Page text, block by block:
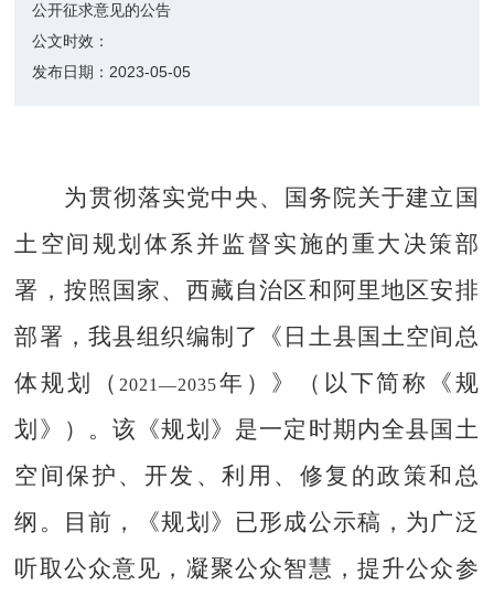
公开征求意见的公告
公文时效：
发布日期： 2023-05-05
为贯彻落实党中央、国务院关于建立国
土空间规划体系并监督实施的重大决策部
署，按照国家、西藏自治区和 阿里地区安排
部署，我县组织编制了《 日土县国土空间总
体规划（2021—2035年）》（以下简称《规
划》）。该《规划》是一定时期内全县国土
空间保护、开发、利用、修复的政策和总
纲。目前，《规划》已形成公示稿，为广泛
听取公众意见，凝聚公众智慧，提升公众参